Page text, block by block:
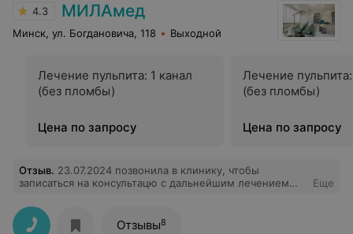
4.3 МИЛАмед
Минск, ул. Богдановича, 118 Выходной
Лечение пульпита: 1 канал
(без пломбы)
Цена по запросу
Лечение
(без пломбы)
Цена по запросу
Отзыв. 23.07.2024 позвонила в клинику, чтобы
записаться на консультацю с дальнейшим лечением
начала распрашивать в чем проблема (видимо, там
«сидит врач»). Я указала на то, что хотела бы получить
Еще
Отзывы8